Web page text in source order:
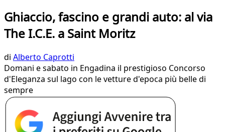
Ghiaccio, fascino e grandi auto: al via
The I.C.E. a Saint Moritz
di Alberto Caprotti
Domani e sabato in Engadina il prestigioso Concorso
d'Eleganza sul lago con le vetture d'epoca più belle di
sempre